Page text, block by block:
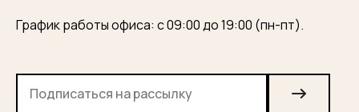
График работы офиса: с 09:00 до 19:00 (пн-пт).